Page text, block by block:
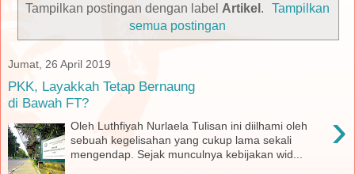
Tampilkan postingan dengan label Artikel .
Tampilkan
semua postingan
Jumat, 26 April 2019
PKK, Layakkah Tetap Bernaung
di Bawah FT?
›
Oleh Luthfiyah Nurlaela Tulisan ini diilhami oleh
sebuah kegelisahan yang cukup lama sekali
mengendap. Sejak munculnya kebijakan wid...